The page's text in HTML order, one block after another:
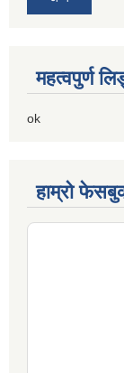
महत्वपुर्ण
ok
हाम्रो